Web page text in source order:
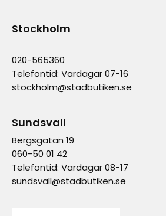
Stockholm
020-565360
Telefontid: Vardagar 07-16
stockholm@stadbutiken.se
Sundsvall
Bergsgatan 19
060-50 01 42
Telefontid: Vardagar 08-17
sundsvall@stadbutiken.se